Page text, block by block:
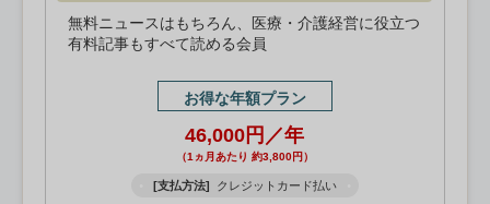
無料ニュースはもちろん、医療・介護経営に役立つ
有料記事もすべて読める会員
お得な年額プラン
46,000円／年
（1ヵ月あたり 約3,800円）
[支払方法] クレジットカード払い